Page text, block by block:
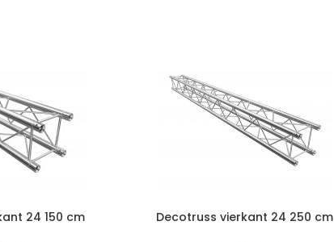
24 150 cm Decotruss vierkant 24 250 cm